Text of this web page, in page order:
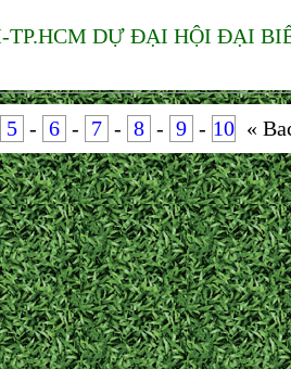
DỰ ĐẠI HỘI ĐẠI
5 - 6 - 7 - 8 - 9 - 10 «